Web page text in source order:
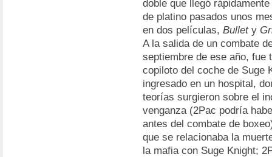
doble que llegó
de platino pasados unos
en dos películas, Bullety
A la salida de un combate
septiembre de ese año, fue
copiloto del coche de Suge
ingresado en un hospital,
teorías surgieron sobre el
venganza (2Pac podría
antes del combate de
que se relacionaba la
la mafia con Suge Knight;